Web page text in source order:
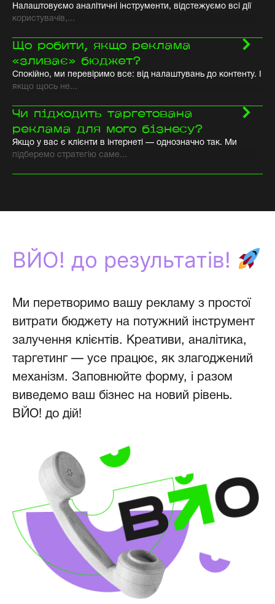
Налаштовуємо аналітичні інструменти, відстежуємо всі дії
користувачів,...
Що робити, якщо реклама
«зливає» бюджет?
Спокійно, ми перевіримо все: від налаштувань до контенту. І
якщо щось не...
Чи підходить таргетована
реклама для мого бізнесу?
Якщо у вас є клієнти в інтернеті — однозначно так. Ми
підберемо стратегію саме...
ВЙО! до результатів!
Ми перетворимо вашу рекламу з простої
витрати бюджету на потужний інструмент
залучення клієнтів. Креативи, аналітика,
таргетинг — усе працює, як злагоджений
механізм. Заповнюйте форму, і разом
виведемо ваш бізнес на новий рівень.
ВЙО! до дій!